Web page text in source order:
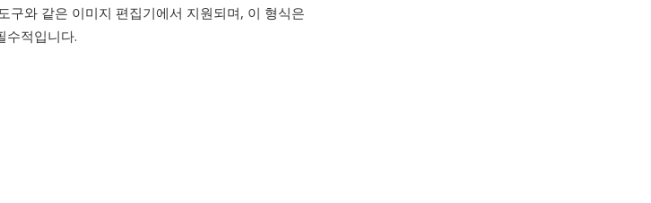
구와 같은 이미지 편집기에서 지원되며, 이 형식은
수적입니다.